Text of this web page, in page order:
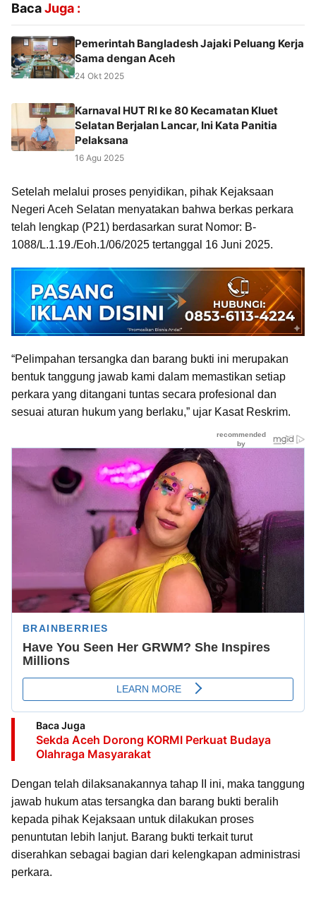
BacaJuga :
Pemerintah Bangladesh Jajaki Peluang Kerja
Sama dengan Aceh
24 Okt 2025
Karnaval HUT RI ke 80 Kecamatan Kluet
Selatan Berjalan Lancar, Ini Kata Panitia
Pelaksana
16 Agu 2025
Setelah melalui proses penyidikan, pihak Kejaksaan
Negeri Aceh Selatan menyatakan bahwa berkas perkara
telah lengkap (P21) berdasarkan surat Nomor: B-
1088/L.1.19./Eoh.1/06/2025 tertanggal 16 Juni 2025.
“Pelimpahan tersangka dan barang bukti ini merupakan
bentuk tanggung jawab kami dalam memastikan setiap
perkara yang ditangani tuntas secara profesional dan
sesuai aturan hukum yang berlaku,” ujar Kasat Reskrim.
Baca Juga
Sekda Aceh Dorong KORMI Perkuat Budaya
Olahraga Masyarakat
Dengan telah dilaksanakannya tahap II ini, maka tanggung
jawab hukum atas tersangka dan barang bukti beralih
kepada pihak Kejaksaan untuk dilakukan proses
penuntutan lebih lanjut. Barang bukti terkait turut
diserahkan sebagai bagian dari kelengkapan administrasi
perkara.